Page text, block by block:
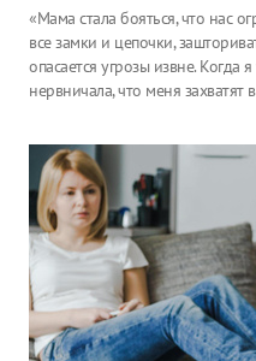
«Мама стала бояться, что нас
все замки и цепочки,
опасается угрозы извне. Когда
нервничала, что меня захватят